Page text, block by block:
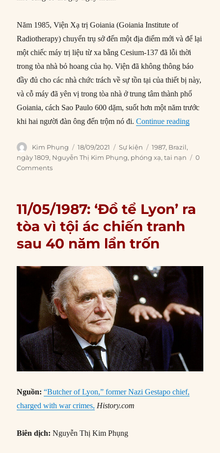
Năm 1985, Viện Xạ trị Goiania (Goiania Institute of
Radiotherapy) chuyển trụ sở đến một địa điểm mới và để lại
một chiếc máy trị liệu từ xa bằng Cesium-137 đã lỗi thời
trong tòa nhà bỏ hoang của họ. Viện đã không thông báo
đầy đủ cho các nhà chức trách về sự tồn tại của thiết bị này,
và cỗ máy đã yên vị trong tòa nhà ở trung tâm thành phố
Goiania, cách Sao Paulo 600 dặm, suốt hơn một năm trước
khi hai người đàn ông đến trộm nó đi.Continue reading“18/09/
Author
Kim Phụng
Posted
on
18/09/2021 Categories
Sự kiện Tags
1987, Brazil,
ngày 1809, Nguyễn Thị Kim Phụng, phóng xạ,tai nạn
0
Comments
11/05/1987: ‘Đồ tể Lyon’ ra
tòa vì tội ác chiến tranh
sau 40 năm lẩn trốn
Nguồn: “Butcher of Lyon,” former Nazi Gestapo chief,
charged with war crimes, History.com
Biên dịch: Nguyễn Thị Kim Phụng